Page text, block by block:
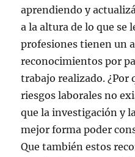
aprendiendo y
a la altura de lo que se
profesiones tienen un
reconocimientos por
trabajo realizado. ¿Por
riesgos laborales no
que la investigación y
mejor forma poder
Que también estos